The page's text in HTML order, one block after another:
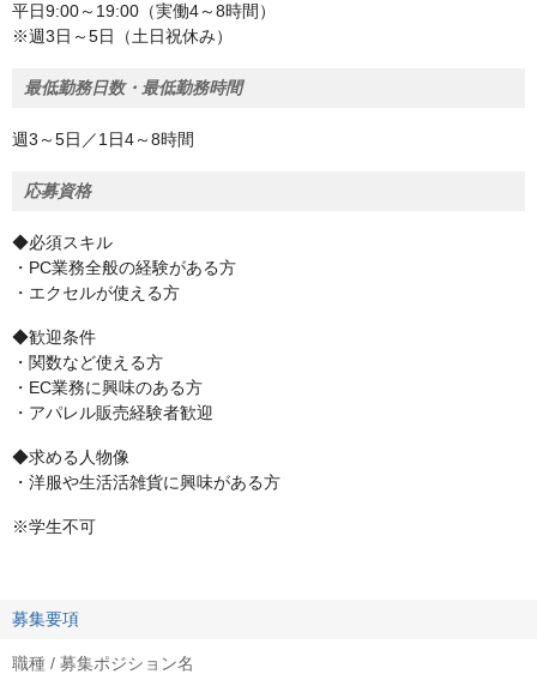
平日9:00～19:00（実働4～8時間）
※週3日～5日（土日祝休み）
最低勤務日数・最低勤務時間
週3～5日／1日4～8時間
応募資格
◆必須スキル
・PC業務全般の経験がある方
・エクセルが使える方
◆歓迎条件
・関数など使える方
・EC業務に興味のある方
・アパレル販売経験者歓迎
◆求める人物像
・洋服や生活活雑貨に興味がある方
※学生不可
募集要項
職種 / 募集ポジション名